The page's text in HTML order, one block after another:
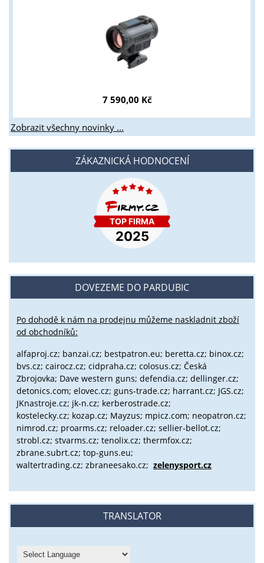
7 590,00 Kč
Zobrazit všechny novinky ...
ZÁKAZNICKÁ HODNOCENÍ
DOVEZEME DO PARDUBIC
Po dohodě k nám na prodejnu můžeme naskladnit zboží
od obchodníků:
alfaproj.cz; banzai.cz; bestpatron.eu; beretta.cz; binox.cz;
bvs.cz; cairocz.cz; cidpraha.cz; colosus.cz; Česká
Zbrojovka; Dave western guns; defendia.cz; dellinger.cz;
detonics.com; elovec.cz; guns-trade.cz; harrant.cz; JGS.cz;
JKnastroje.cz; jk-n.cz; kerberostrade.cz;
kostelecky.cz; kozap.cz; Mayzus; mpicz.com; neopatron.cz;
nimrod.cz; proarms.cz; reloader.cz; sellier-bellot.cz;
strobl.cz; stvarms.cz; tenolix.cz; thermfox.cz;
zbrane.subrt.cz; top-guns.eu;
waltertrading.cz; zbraneesako.cz; zelenysport.cz
TRANSLATOR